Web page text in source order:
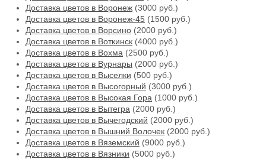
Доставка цветов в Воронеж (3000 руб.)
Доставка цветов в Воронеж-45 (1500 руб.)
Доставка цветов в Ворсино (2000 руб.)
Доставка цветов в Воткинск (4000 руб.)
Доставка цветов в Вохма (2500 руб.)
Доставка цветов в Вурнары (2000 руб.)
Доставка цветов в Выселки (500 руб.)
Доставка цветов в Высогорный (3000 руб.)
Доставка цветов в Высокая Гора (1000 руб.)
Доставка цветов в Вытегра (2000 руб.)
Доставка цветов в Вычегодский (2000 руб.)
Доставка цветов в Вышний Волочек (2000 руб.)
Доставка цветов в Вяземский (9000 руб.)
Доставка цветов в Вязники (5000 руб.)